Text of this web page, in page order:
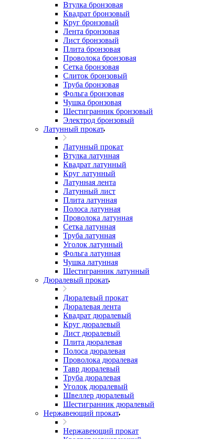
Втулка бронзовая
Квадрат бронзовый
Круг бронзовый
Лента бронзовая
Лист бронзовый
Плита бронзовая
Проволока бронзовая
Сетка бронзовая
Слиток бронзовый
Труба бронзовая
Фольга бронзовая
Чушка бронзовая
Шестигранник бронзовый
Электрод бронзовый
Латунный прокат
Латунный прокат
Втулка латунная
Квадрат латунный
Круг латунный
Латунная лента
Латунный лист
Плита латунная
Полоса латунная
Проволока латунная
Сетка латунная
Труба латунная
Уголок латунный
Фольга латунная
Чушка латунная
Шестигранник латунный
Дюралевый прокат
Дюралевый прокат
Дюралевая лента
Квадрат дюралевый
Круг дюралевый
Лист дюралевый
Плита дюралевая
Полоса дюралевая
Проволока дюралевая
Тавр дюралевый
Труба дюралевая
Уголок дюралевый
Швеллер дюралевый
Шестигранник дюралевый
Нержавеющий прокат
Нержавеющий прокат